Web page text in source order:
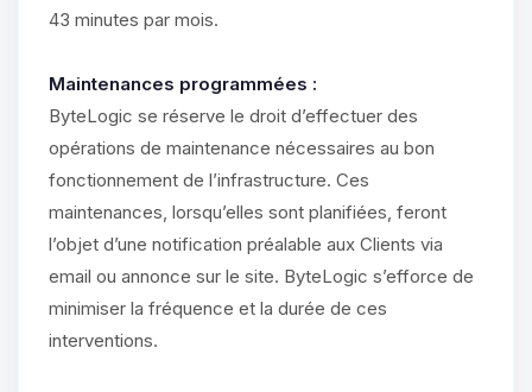
43 minutes par mois.
Maintenances programmées :
ByteLogic se réserve le droit d’effectuer des
opérations de maintenance nécessaires au bon
fonctionnement de l’infrastructure. Ces
maintenances, lorsqu’elles sont planifiées, feront
l’objet d’une notification préalable aux Clients via
email ou annonce sur le site. ByteLogic s’efforce de
minimiser la fréquence et la durée de ces
interventions.